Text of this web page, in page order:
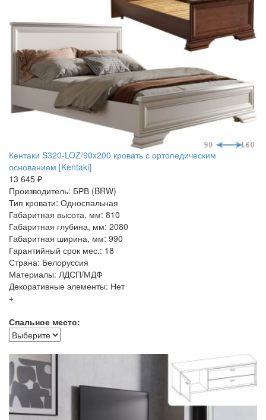
Кентаки S320-LOZ/90x200 кровать с ортопедическим
основанием [Kentaki]
13 645 ₽
Производитель: БРВ (BRW)
Тип кровати: Односпальная
Габаритная высота, мм: 810
Габаритная глубина, мм: 2080
Габаритная ширина, мм: 990
Гарантийный срок мес.: 18
Страна: Белоруссия
Материалы: ЛДСП/МДФ
Декоративные элементы: Нет
+
Спальное место: